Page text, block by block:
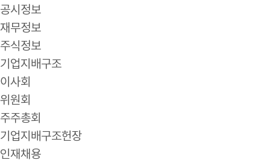
공시정보
재무정보
주식정보
기업지배구조
이사회
위원회
주주총회
기업지배구조헌장
인재채용